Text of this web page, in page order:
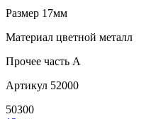
Размер 17мм
Материал цветной металл
Прочее часть A
Артикул 52000
50300